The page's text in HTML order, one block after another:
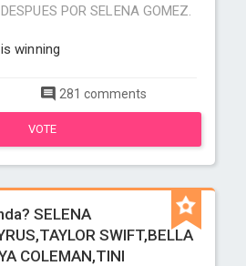
POR SELENA GOMEZ.
winning
281 comments
VOTE
SELENA
SWIFT,BELLA
COLEMAN,TINI